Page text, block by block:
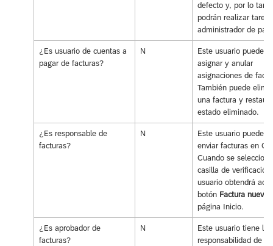
defecto y, por lo
podrán realizar tareas
administrador de
¿Es usuario de cuentas a
pagar de facturas?
N
Este usuario puede
asignar y anular
asignaciones de
También puede
una factura y
estado eliminado.
¿Es responsable de
facturas?
N
Este usuario puede
enviar facturas en
Cuando se
casilla de
usuario obtendrá
botón Factura nueva
página Inicio.
¿Es aprobador de
facturas?
N
Este usuario tiene la
responsabilidad de